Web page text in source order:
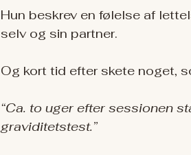
Hun beskrev en følelse af
selv og sin partner.
Og kort tid efter skete noget,
“Ca. to uger efter sessionen
graviditetstest.”